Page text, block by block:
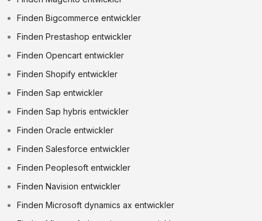
Finden Bigcommerce entwickler
Finden Prestashop entwickler
Finden Opencart entwickler
Finden Shopify entwickler
Finden Sap entwickler
Finden Sap hybris entwickler
Finden Oracle entwickler
Finden Salesforce entwickler
Finden Peoplesoft entwickler
Finden Navision entwickler
Finden Microsoft dynamics ax entwickler